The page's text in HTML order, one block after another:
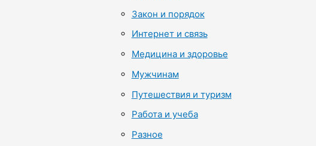
Закон и порядок
Интернет и связь
Медицина и здоровье
Мужчинам
Путешествия и туризм
Работа и учеба
Разное